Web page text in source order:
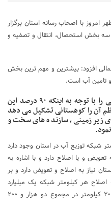
با اصحاب رسانه استان برگزار
بخش استحصال، انتقال و تصفیه و
افزود: بیشترین و مهم ترین بخش
تامین آب است.
وی تامین آب در استان خراسان شمالی را با توجه به اینکه ۹۰ درصد این
را کوهستانی تشکیل می دهد
زیر زمینی ، سازند ه های سخت و
داشت هفت هزار و ۱۰۰ کیلومتر شبکه توزیع آب در استان وجود دارد
تعویض و یا اصلاح دارد و با اشاره به
شبکه آبی استان نیاز به اصلاح و تعویض دارد و بر
هر کیلومتر شبکه یک میلیارد
تومان می باشد برای اصلاح دو هزار و ۲۰۰ کیلومتر در مجموع دو هزار و ۲۰۰